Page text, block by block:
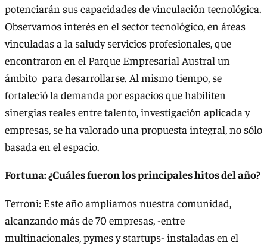
potenciarán sus capacidades de vinculación tecnológica.
Observamos interés en el sector tecnológico, en áreas
vinculadas a la saludy servicios profesionales, que
encontraron en el Parque Empresarial Austral un
ámbito para desarrollarse. Al mismo tiempo, se
fortaleció la demanda por espacios que habiliten
sinergias reales entre talento, investigación aplicada y
empresas, se ha valorado una propuesta integral, no sólo
basada en el espacio.
Fortuna: ¿Cuáles fueron los principales hitos del año?
Terroni: Este año ampliamos nuestra comunidad,
alcanzando más de 70 empresas, -entre
multinacionales, pymes y startups- instaladas en el